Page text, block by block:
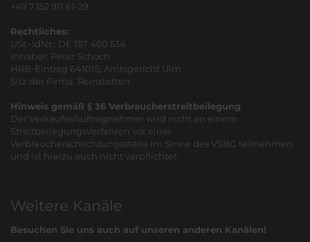
+49 7352 911 61-29
Rechtliches:
USt.-IdNr.: DE 157 460 534
Inhaber: Peter Schoch
HRB-Eintrag 641015, Amtsgericht Ulm
Sitz der Firma: Reinstetten
Hinweis gemäß § 36 Verbraucherstreitbeilegung
Der Verkäufer/Auftragnehmer wird nicht an einem
Streitbeilegungsverfahren vor einer
Verbraucherschlichtungsstelle im Sinne des VSBG teilnehmen
und ist hierzu auch nicht verpflichtet.
Weitere Kanäle
Besuchen Sie uns auch auf unseren anderen Kanälen!